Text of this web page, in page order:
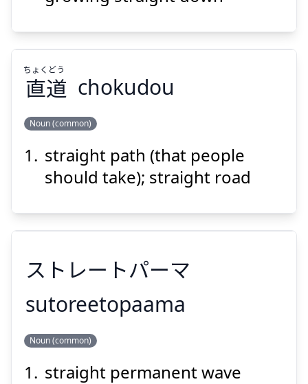
直
道
ちょく
どう
直道
ちょく どう
chokudou
Noun (common)
straight path (that people
should take); straight road
ストレートパーマ
ストレートパーマ
sutoreetopaama
Noun (common)
straight permanent wave